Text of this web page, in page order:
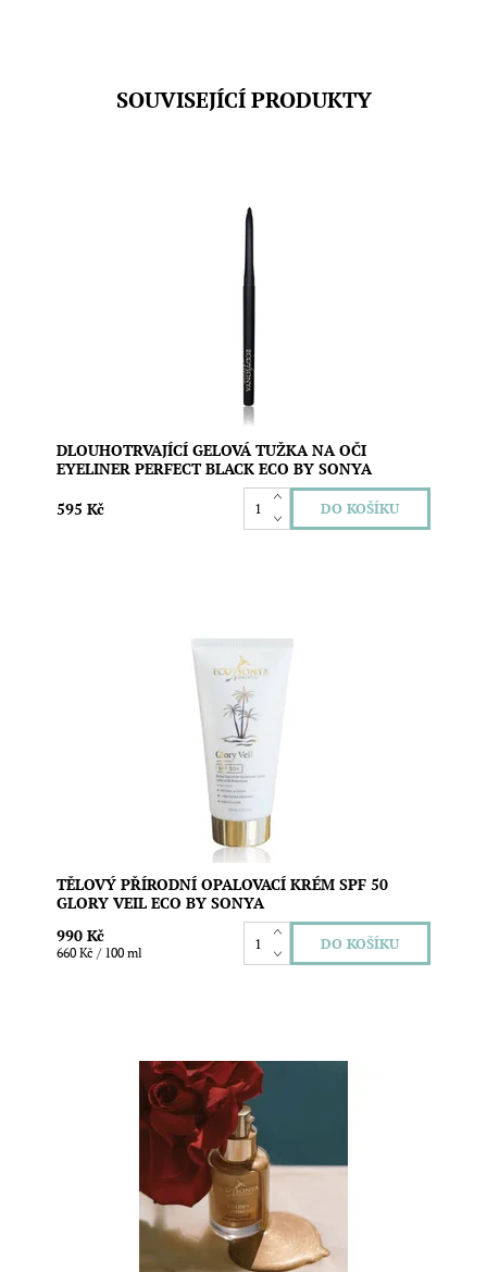
SOUVISEJÍCÍ PRODUKTY
Dlouhotrvající gelová tužka na oči s hedvábnou
texturou a čistým složením. Sytě černý odstín zvýrazní
oči s výraznou elegancí, zatímco voděodolná receptura
vydrží celý den – bez rozmazání, bez kompromisů.
Eco by Sonya
DLOUHOTRVAJÍCÍ GELOVÁ TUŽKA NA OČI
EYELINER PERFECT BLACK ECO BY SONYA
595 Kč
Přírodní opalovací krém s oxidem zinečnatým, který
efektivně chrání pokožku před škodlivým slunečním
zářením a zároveň ji poskytuje péči a výživu. Je vhodný i
pro velmi citlivou pleť dětí a ekzematiků. Nemastí a
nezanechává bílý film. Vegan složení. Objem:...
Skladem
Eco by Sonya
TĚLOVÝ PŘÍRODNÍ OPALOVACÍ KRÉM SPF 50
GLORY VEIL ECO BY SONYA
990 Kč
660 Kč / 100 ml
Přírodní rozjasňovač na obličej i tělo, který vaší pleti
dodá zářivý, zlatavý lesk a zároveň ji hloubkově
hydratuje, zklidňuje a vyživuje. S organickou aloe vera a
kyselinou hyaluronovou se stane nejen vaším make-
upovým doplňkem, ale i každodenním rituálem...
Skladem
Eco by Sonya